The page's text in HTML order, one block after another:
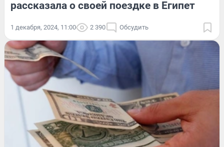
рассказала о своей поездке в Египет
1 декабря, 2024, 11:00 2 390 Обсудить